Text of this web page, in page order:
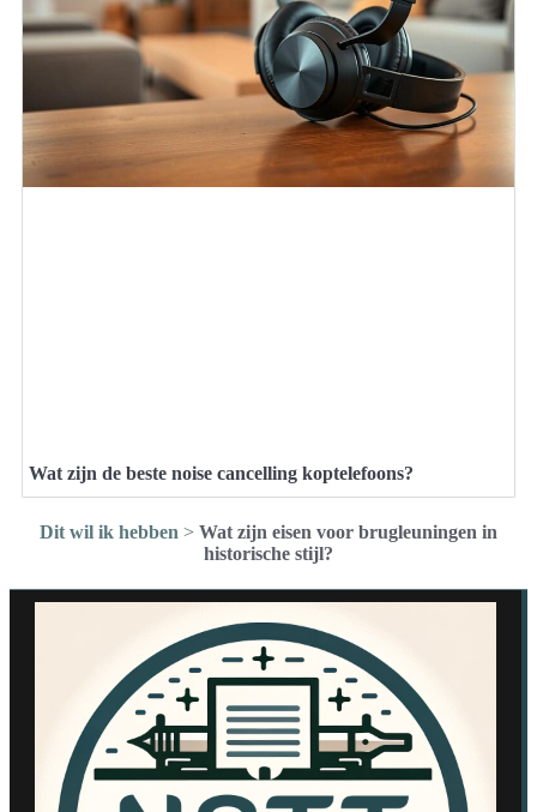
Wat zijn de beste noise cancelling koptelefoons?
Dit wil ik hebben > Wat zijn eisen voor brugleuningen in
historische stijl?